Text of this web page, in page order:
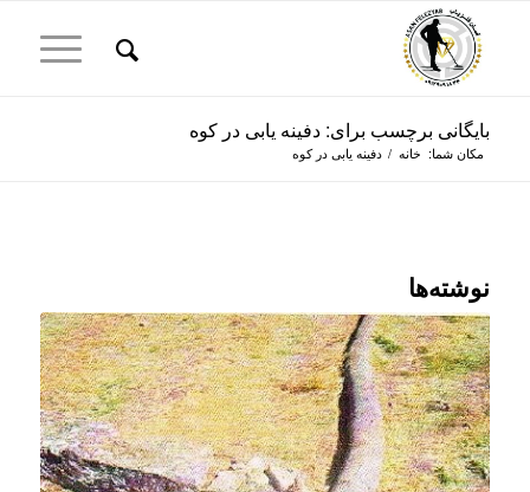
بایگانی برچسب برای: دفینه یابی در کوه
مکان شما: خانه / دفینه یابی در کوه
نوشته‌ها